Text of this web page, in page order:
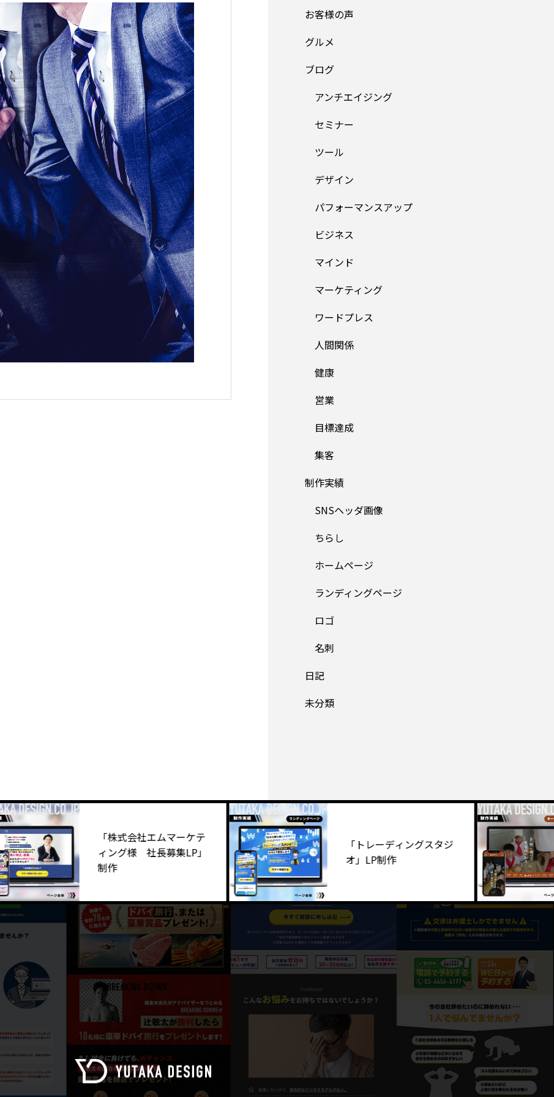
お客様の声
グルメ
ブログ
アンチエイジング
セミナー
ツール
デザイン
パフォーマンスアップ
ビジネス
マインド
マーケティング
ワードプレス
人間関係
健康
営業
目標達成
集客
制作実績
SNSヘッダ画像
ちらし
ホームページ
ランディングページ
ロゴ
名刺
日記
未分類
「株式会社エムマーケテ
ィング様 社長募集LP」
制作
「トレーディングスタジ
オ」LP制作